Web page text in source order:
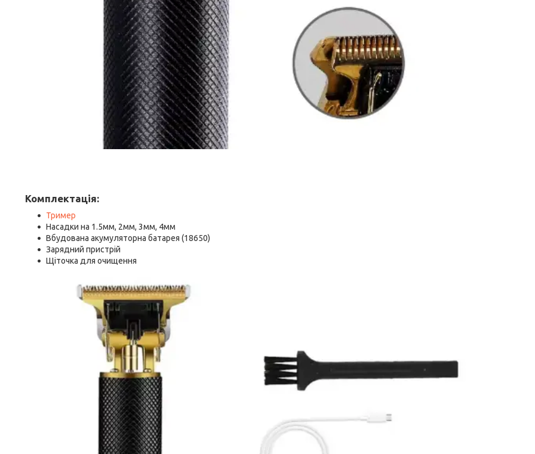
Комплектація:
Тример
Насадки на 1.5мм, 2мм, 3мм, 4мм
Вбудована акумуляторна батарея (18650)
Зарядний пристрій
Щіточка для очищення